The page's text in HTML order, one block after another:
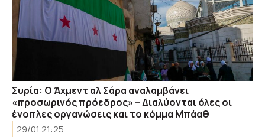
Συρία: Ο Άχμεντ αλ Σάρα αναλαμβάνει
«προσωρινός πρόεδρος» – Διαλύονται όλες οι
ένοπλες οργανώσεις και το κόμμα Μπάαθ
29/01 21:25